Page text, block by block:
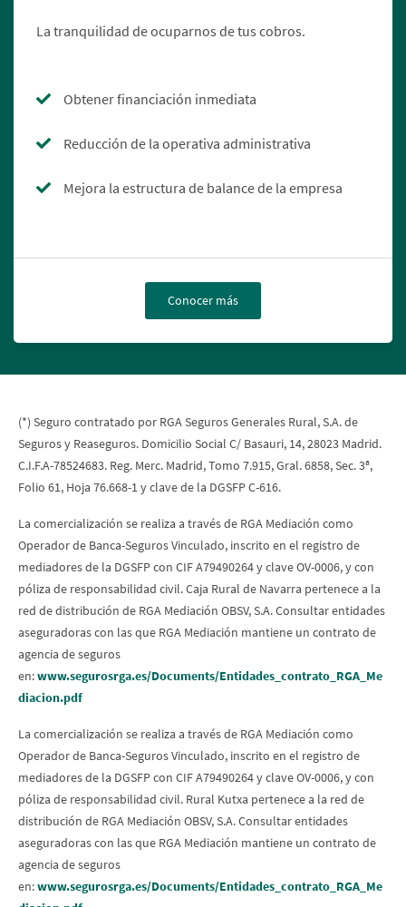
La tranquilidad de ocuparnos de tus cobros.
Obtener financiación inmediata
Reducción de la operativa administrativa
Mejora la estructura de balance de la empresa
Conocer más
(*) Seguro contratado por RGA Seguros Generales Rural, S.A. de
Seguros y Reaseguros. Domicilio Social C/ Basauri, 14, 28023 Madrid.
C.I.F.A-78524683. Reg. Merc. Madrid, Tomo 7.915, Gral. 6858, Sec. 3ª,
Folio 61, Hoja 76.668-1 y clave de la DGSFP C-616.
La comercialización se realiza a través de RGA Mediación como
Operador de Banca-Seguros Vinculado, inscrito en el registro de
mediadores de la DGSFP con CIF A79490264 y clave OV-0006, y con
póliza de responsabilidad civil. Caja Rural de Navarra pertenece a la
red de distribución de RGA Mediación OBSV, S.A. Consultar entidades
aseguradoras con las que RGA Mediación mantiene un contrato de
agencia de seguros
en:www.segurosrga.es/Documents/Entidades_contrato_RGA_Me
diacion.pdf
La comercialización se realiza a través de RGA Mediación como
Operador de Banca-Seguros Vinculado, inscrito en el registro de
mediadores de la DGSFP con CIF A79490264 y clave OV-0006, y con
póliza de responsabilidad civil. Rural Kutxa pertenece a la red de
distribución de RGA Mediación OBSV, S.A. Consultar entidades
aseguradoras con las que RGA Mediación mantiene un contrato de
agencia de seguros
en:www.segurosrga.es/Documents/Entidades_contrato_RGA_Me